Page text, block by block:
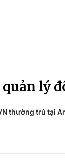
lý
thường trú tại